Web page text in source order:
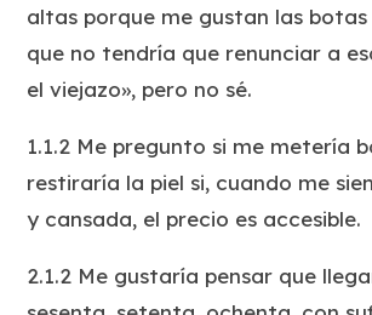
altas porque me gustan las botas
que no tendría que renunciar a
el viejazo», pero no sé.
1.1.2 Me pregunto si me metería
restiraría la piel si, cuando me
y cansada, el precio es accesible.
2.1.2 Me gustaría pensar que